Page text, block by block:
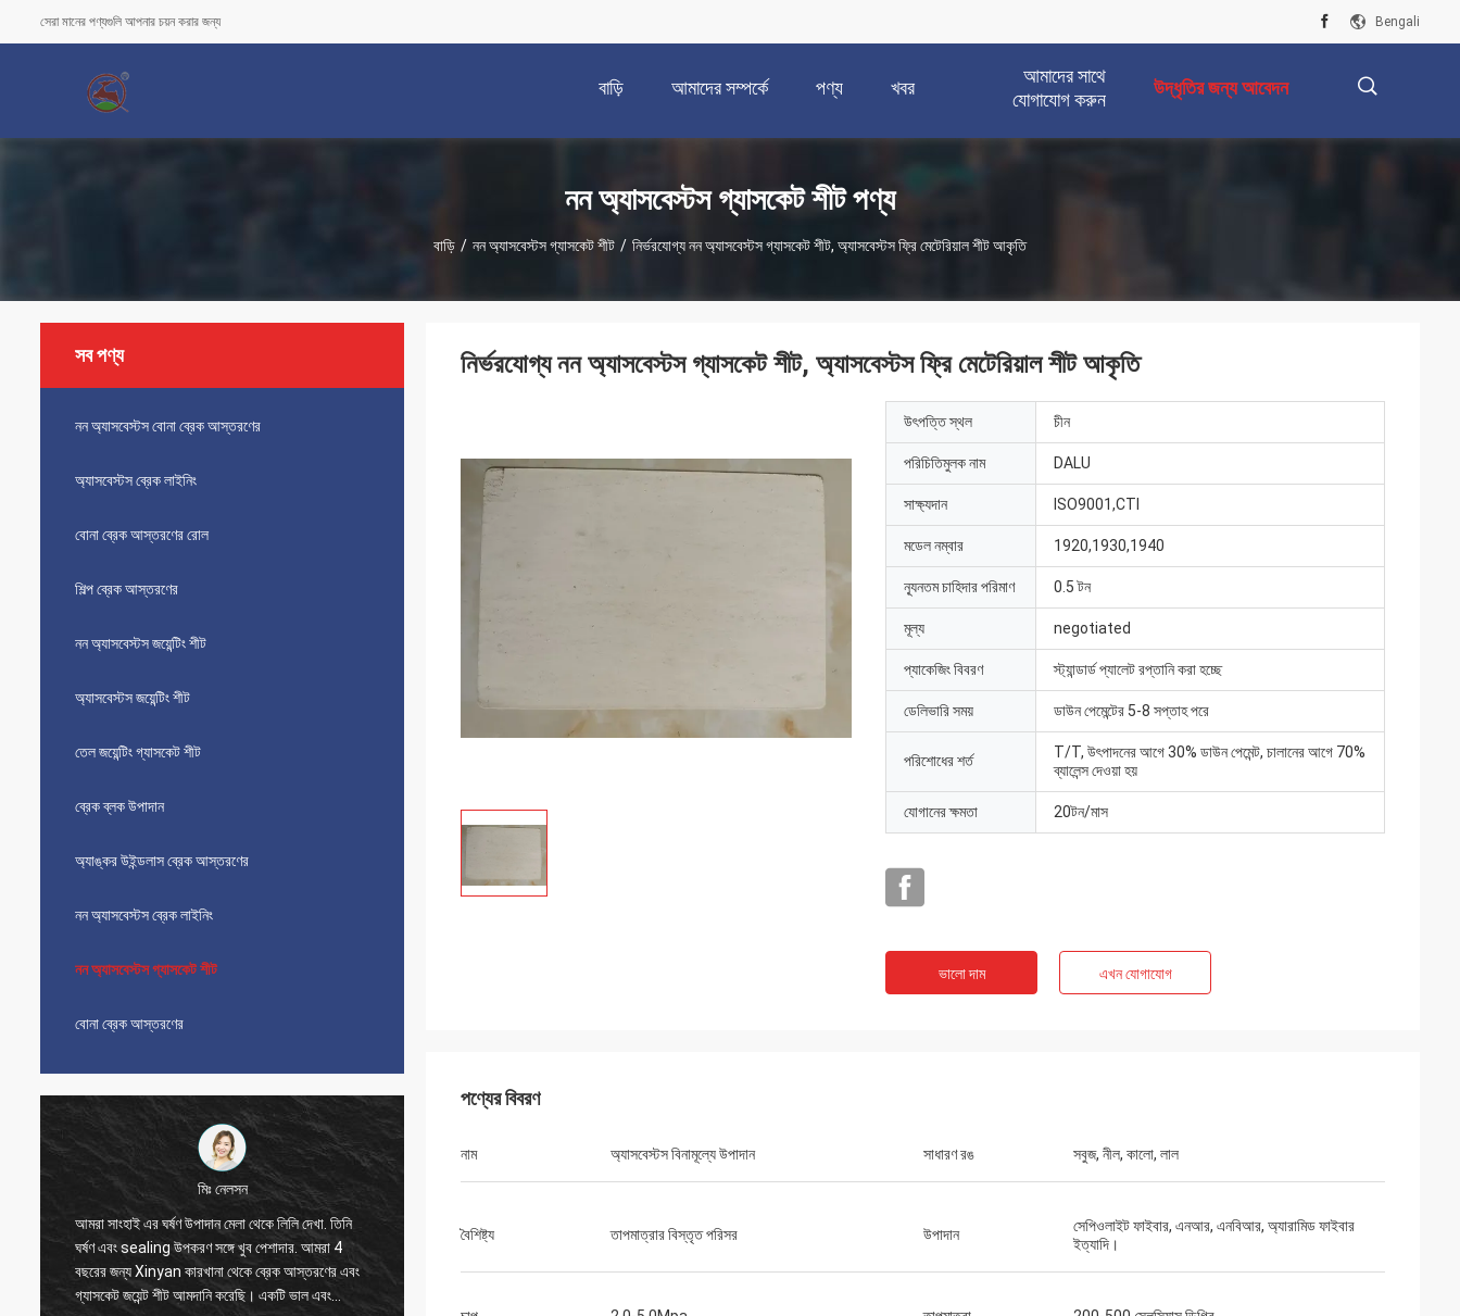
সেরা মানের পণ্যগুলি আপনার চয়ন করার জন্য Bengali
বাড়ি আমাদের সম্পর্কে পণ্য খবর
আমাদের সাথে
যোগাযোগ করুন
উদ্ধৃতির জন্য আবেদন
নন অ্যাসবেস্টস গ্যাসকেট শীট পণ্য
বাড়ি / নন অ্যাসবেস্টস গ্যাসকেট শীট / নির্ভরযোগ্য নন অ্যাসবেস্টস গ্যাসকেট শীট, অ্যাসবেস্টস ফ্রি মেটেরিয়াল শীট আকৃতি
সব পণ্য
নন অ্যাসবেস্টস বোনা ব্রেক আস্তরণের
অ্যাসবেস্টস ব্রেক লাইনিং
বোনা ব্রেক আস্তরণের রোল
শিল্প ব্রেক আস্তরণের
নন অ্যাসবেস্টস জয়েন্টিং শীট
অ্যাসবেস্টস জয়েন্টিং শীট
তেল জয়েন্টিং গ্যাসকেট শীট
ব্রেক ব্লক উপাদান
অ্যাঙ্কর উইন্ডলাস ব্রেক আস্তরণের
নন অ্যাসবেস্টস ব্রেক লাইনিং
নন অ্যাসবেস্টস গ্যাসকেট শীট
বোনা ব্রেক আস্তরণের
মিঃ নেলসন
আমরা সাংহাই এর ঘর্ষণ উপাদান মেলা থেকে লিলি দেখা. তিনি
ঘর্ষণ এবং sealing উপকরণ সঙ্গে খুব পেশাদার. আমরা 4
বছরের জন্য Xinyan কারখানা থেকে ব্রেক আস্তরণের এবং
গ্যাসকেট জয়েন্ট শীট আমদানি করেছি। একটি ভাল এবং
মিঃ চা
করেছি, এটি খুব ভাল কারখানা। ব্রেক আস্তরণের গুণমান সব
সময় ভাল এবং বলা যেতে পারে "সর্বোত্তম খরচ কর্মক্ষমতা"।
নির্ভরযোগ্য নন অ্যাসবেস্টস গ্যাসকেট শীট, অ্যাসবেস্টস ফ্রি মেটেরিয়াল শীট আকৃতি
উৎপত্তি স্থল চীন
পরিচিতিমুলক নাম DALU
সাক্ষ্যদান ISO9001,CTI
মডেল নম্বার 1920,1930,1940
ন্যূনতম চাহিদার পরিমাণ 0.5 টন
মূল্য negotiated
প্যাকেজিং বিবরণ স্ট্যান্ডার্ড প্যালেট রপ্তানি করা হচ্ছে
ডেলিভারি সময় ডাউন পেমেন্টের 5-8 সপ্তাহ পরে
পরিশোধের শর্ত
T/T, উৎপাদনের আগে 30% ডাউন পেমেন্ট, চালানের আগে 70%
ব্যালেন্স দেওয়া হয়
যোগানের ক্ষমতা 20টন/মাস
ভালো দাম এখন যোগাযোগ
পণ্যের বিবরণ
নাম অ্যাসবেস্টস বিনামূল্যে উপাদান সাধারণ রঙ সবুজ, নীল, কালো, লাল
বৈশিষ্ট্য তাপমাত্রার বিস্তৃত পরিসর উপাদান
সেপিওলাইট ফাইবার, এনআর, এনবিআর, অ্যারামিড ফাইবার
ইত্যাদি।